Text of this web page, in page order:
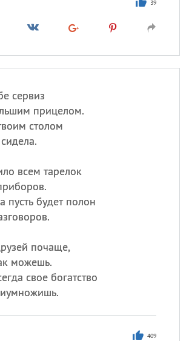
39
сервиз
прицелом.
столом
всем тарелок
пусть будет полон
почаще,
можешь.
свое богатство
409
Анатолий , Афанасий,Борис
Кристина
Посмотреть значение
происхождение